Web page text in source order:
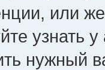
или
узнать
нужный